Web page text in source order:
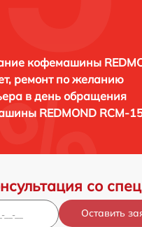
кофемашины
ремонт по желанию
в день обращения
REDMOND RCM-
со
Оставить